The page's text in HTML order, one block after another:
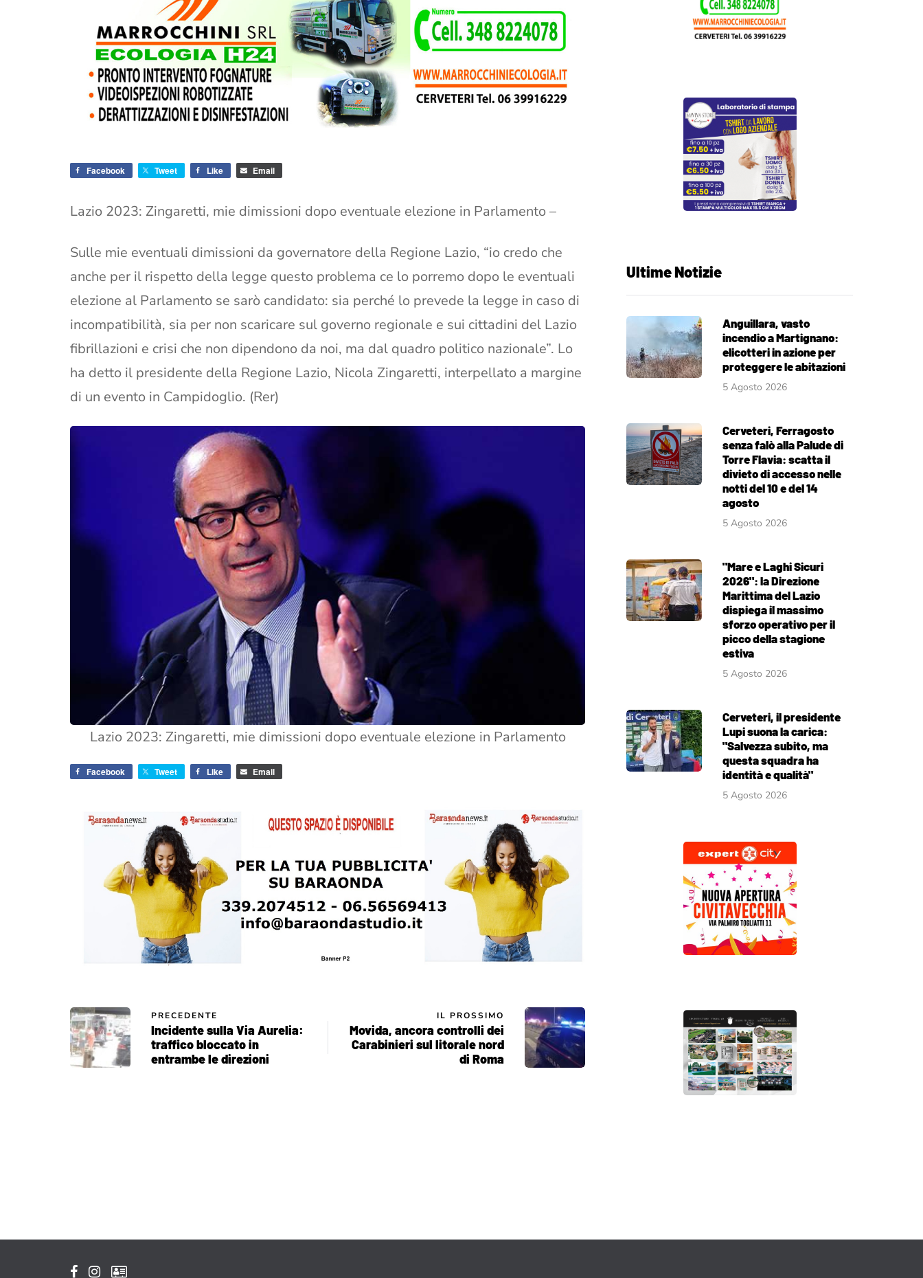
Facebook Tweet Like Email
Lazio 2023: Zingaretti, mie dimissioni dopo eventuale elezione in Parlamento –
Sulle mie eventuali dimissioni da governatore della Regione Lazio, “io credo che
anche per il rispetto della legge questo problema ce lo porremo dopo le eventuali
elezione al Parlamento se sarò candidato: sia perché lo prevede la legge in caso di
incompatibilità, sia per non scaricare sul governo regionale e sui cittadini del Lazio
fibrillazioni e crisi che non dipendono da noi, ma dal quadro politico nazionale”. Lo
ha detto il presidente della Regione Lazio, Nicola Zingaretti, interpellato a margine
di un evento in Campidoglio. (Rer)
Lazio 2023: Zingaretti, mie dimissioni dopo eventuale elezione in Parlamento
Facebook Tweet Like Email
PRECEDENTE
Incidente sulla Via Aurelia:
traffico bloccato in
entrambe le direzioni
IL PROSSIMO
Movida, ancora controlli dei
Carabinieri sul litorale nord
di Roma
Ultime Notizie
Anguillara, vasto
incendio a Martignano:
elicotteri in azione per
proteggere le abitazioni
5 Agosto 2026
Cerveteri, Ferragosto
senza falò alla Palude di
Torre Flavia: scatta il
divieto di accesso nelle
notti del 10 e del 14
agosto
5 Agosto 2026
"Mare e Laghi Sicuri
2026": la Direzione
Marittima del Lazio
dispiega il massimo
sforzo operativo per il
picco della stagione
estiva
5 Agosto 2026
Cerveteri, il presidente
Lupi suona la carica:
"Salvezza subito, ma
questa squadra ha
identità e qualità"
5 Agosto 2026